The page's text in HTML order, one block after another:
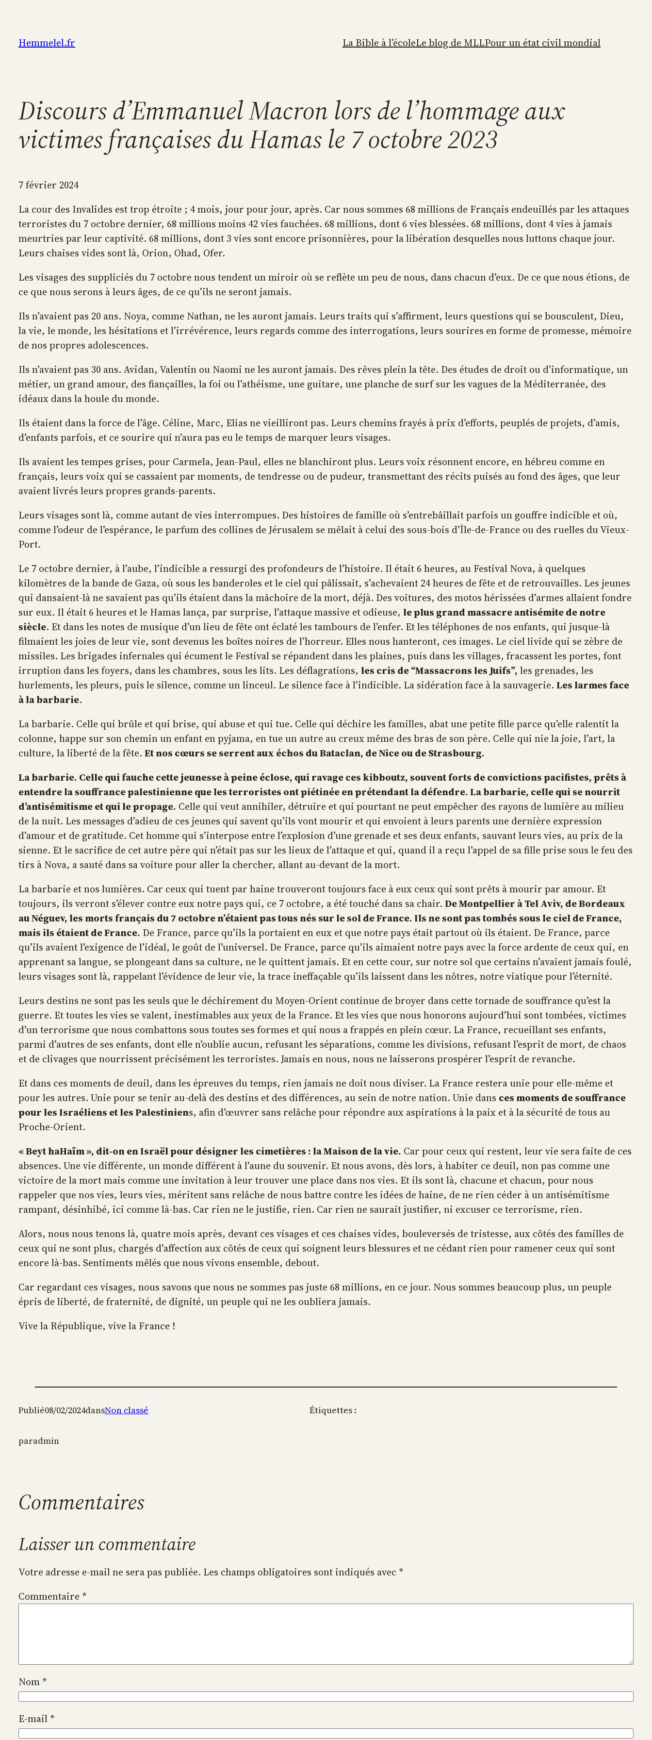
contenu
Hemmelel.fr La Bible à l’écoleLe blog de MLLPour un état civil mondial
Discours d’Emmanuel Macron lors de l’hommage aux
victimes françaises du Hamas le 7 octobre 2023
7 février 2024
La cour des Invalides est trop étroite ; 4 mois, jour pour jour, après. Car nous sommes 68 millions de Français endeuillés par les attaques
terroristes du 7 octobre dernier, 68 millions moins 42 vies fauchées. 68 millions, dont 6 vies blessées. 68 millions, dont 4 vies à jamais
meurtries par leur captivité. 68 millions, dont 3 vies sont encore prisonnières, pour la libération desquelles nous luttons chaque jour.
Leurs chaises vides sont là, Orion, Ohad, Ofer.
Les visages des suppliciés du 7 octobre nous tendent un miroir où se reflète un peu de nous, dans chacun d’eux. De ce que nous étions, de
ce que nous serons à leurs âges, de ce qu’ils ne seront jamais.
Ils n’avaient pas 20 ans. Noya, comme Nathan, ne les auront jamais. Leurs traits qui s’affirment, leurs questions qui se bousculent, Dieu,
la vie, le monde, les hésitations et l’irrévérence, leurs regards comme des interrogations, leurs sourires en forme de promesse, mémoire
de nos propres adolescences.
Ils n’avaient pas 30 ans. Avidan, Valentin ou Naomi ne les auront jamais. Des rêves plein la tête. Des études de droit ou d’informatique, un
métier, un grand amour, des fiançailles, la foi ou l’athéisme, une guitare, une planche de surf sur les vagues de la Méditerranée, des
idéaux dans la houle du monde.
Ils étaient dans la force de l’âge. Céline, Marc, Elias ne vieilliront pas. Leurs chemins frayés à prix d’efforts, peuplés de projets, d’amis,
d’enfants parfois, et ce sourire qui n’aura pas eu le temps de marquer leurs visages.
Ils avaient les tempes grises, pour Carmela, Jean-Paul, elles ne blanchiront plus. Leurs voix résonnent encore, en hébreu comme en
français, leurs voix qui se cassaient par moments, de tendresse ou de pudeur, transmettant des récits puisés au fond des âges, que leur
avaient livrés leurs propres grands-parents.
Leurs visages sont là, comme autant de vies interrompues. Des histoires de famille où s’entrebâillait parfois un gouffre indicible et où,
comme l’odeur de l’espérance, le parfum des collines de Jérusalem se mêlait à celui des sous-bois d’Île-de-France ou des ruelles du Vieux-
Port.
Le 7 octobre dernier, à l’aube, l’indicible a ressurgi des profondeurs de l’histoire. Il était 6 heures, au Festival Nova, à quelques
kilomètres de la bande de Gaza, où sous les banderoles et le ciel qui pâlissait, s’achevaient 24 heures de fête et de retrouvailles. Les jeunes
qui dansaient-là ne savaient pas qu’ils étaient dans la mâchoire de la mort, déjà. Des voitures, des motos hérissées d’armes allaient fondre
sur eux. Il était 6 heures et le Hamas lança, par surprise, l’attaque massive et odieuse, le plus grand massacre antisémite de notre
siècle. Et dans les notes de musique d’un lieu de fête ont éclaté les tambours de l’enfer. Et les téléphones de nos enfants, qui jusque-là
filmaient les joies de leur vie, sont devenus les boîtes noires de l’horreur. Elles nous hanteront, ces images. Le ciel livide qui se zèbre de
missiles. Les brigades infernales qui écument le Festival se répandent dans les plaines, puis dans les villages, fracassent les portes, font
irruption dans les foyers, dans les chambres, sous les lits. Les déflagrations, les cris de “Massacrons les Juifs”, les grenades, les
hurlements, les pleurs, puis le silence, comme un linceul. Le silence face à l’indicible. La sidération face à la sauvagerie. Les larmes face
à la barbarie.
La barbarie. Celle qui brûle et qui brise, qui abuse et qui tue. Celle qui déchire les familles, abat une petite fille parce qu’elle ralentit la
colonne, happe sur son chemin un enfant en pyjama, en tue un autre au creux même des bras de son père. Celle qui nie la joie, l’art, la
culture, la liberté de la fête. Et nos cœurs se serrent aux échos du Bataclan, de Nice ou de Strasbourg.
La barbarie. Celle qui fauche cette jeunesse à peine éclose, qui ravage ces kibboutz, souvent forts de convictions pacifistes, prêts à
entendre la souffrance palestinienne que les terroristes ont piétinée en prétendant la défendre. La barbarie, celle qui se nourrit
d’antisémitisme et qui le propage. Celle qui veut annihiler, détruire et qui pourtant ne peut empêcher des rayons de lumière au milieu
de la nuit. Les messages d’adieu de ces jeunes qui savent qu’ils vont mourir et qui envoient à leurs parents une dernière expression
d’amour et de gratitude. Cet homme qui s’interpose entre l’explosion d’une grenade et ses deux enfants, sauvant leurs vies, au prix de la
sienne. Et le sacrifice de cet autre père qui n’était pas sur les lieux de l’attaque et qui, quand il a reçu l’appel de sa fille prise sous le feu des
tirs à Nova, a sauté dans sa voiture pour aller la chercher, allant au-devant de la mort.
La barbarie et nos lumières. Car ceux qui tuent par haine trouveront toujours face à eux ceux qui sont prêts à mourir par amour. Et
toujours, ils verront s’élever contre eux notre pays qui, ce 7 octobre, a été touché dans sa chair. De Montpellier à Tel Aviv, de Bordeaux
au Néguev, les morts français du 7 octobre n’étaient pas tous nés sur le sol de France. Ils ne sont pas tombés sous le ciel de France,
mais ils étaient de France. De France, parce qu’ils la portaient en eux et que notre pays était partout où ils étaient. De France, parce
qu’ils avaient l’exigence de l’idéal, le goût de l’universel. De France, parce qu’ils aimaient notre pays avec la force ardente de ceux qui, en
apprenant sa langue, se plongeant dans sa culture, ne le quittent jamais. Et en cette cour, sur notre sol que certains n’avaient jamais foulé,
leurs visages sont là, rappelant l’évidence de leur vie, la trace ineffaçable qu’ils laissent dans les nôtres, notre viatique pour l’éternité.
Leurs destins ne sont pas les seuls que le déchirement du Moyen-Orient continue de broyer dans cette tornade de souffrance qu’est la
guerre. Et toutes les vies se valent, inestimables aux yeux de la France. Et les vies que nous honorons aujourd’hui sont tombées, victimes
d’un terrorisme que nous combattons sous toutes ses formes et qui nous a frappés en plein cœur. La France, recueillant ses enfants,
parmi d’autres de ses enfants, dont elle n’oublie aucun, refusant les séparations, comme les divisions, refusant l’esprit de mort, de chaos
et de clivages que nourrissent précisément les terroristes. Jamais en nous, nous ne laisserons prospérer l’esprit de revanche.
Et dans ces moments de deuil, dans les épreuves du temps, rien jamais ne doit nous diviser. La France restera unie pour elle-même et
pour les autres. Unie pour se tenir au-delà des destins et des différences, au sein de notre nation. Unie dans ces moments de souffrance
pour les Israéliens et les Palestiniens, afin d’œuvrer sans relâche pour répondre aux aspirations à la paix et à la sécurité de tous au
Proche-Orient.
« Beyt haHaïm », dit-on en Israël pour désigner les cimetières : la Maison de la vie. Car pour ceux qui restent, leur vie sera faite de ces
absences. Une vie différente, un monde différent à l’aune du souvenir. Et nous avons, dès lors, à habiter ce deuil, non pas comme une
victoire de la mort mais comme une invitation à leur trouver une place dans nos vies. Et ils sont là, chacune et chacun, pour nous
rappeler que nos vies, leurs vies, méritent sans relâche de nous battre contre les idées de haine, de ne rien céder à un antisémitisme
rampant, désinhibé, ici comme là-bas. Car rien ne le justifie, rien. Car rien ne saurait justifier, ni excuser ce terrorisme, rien.
Alors, nous nous tenons là, quatre mois après, devant ces visages et ces chaises vides, bouleversés de tristesse, aux côtés des familles de
ceux qui ne sont plus, chargés d’affection aux côtés de ceux qui soignent leurs blessures et ne cédant rien pour ramener ceux qui sont
encore là-bas. Sentiments mêlés que nous vivons ensemble, debout.
Car regardant ces visages, nous savons que nous ne sommes pas juste 68 millions, en ce jour. Nous sommes beaucoup plus, un peuple
épris de liberté, de fraternité, de dignité, un peuple qui ne les oubliera jamais.
Vive la République, vive la France !
Publié08/02/2024dansNon classé
paradmin
Étiquettes :
Commentaires
Laisser un commentaire
Votre adresse e-mail ne sera pas publiée. Les champs obligatoires sont indiqués avec *
Commentaire *
Nom *
E-mail *